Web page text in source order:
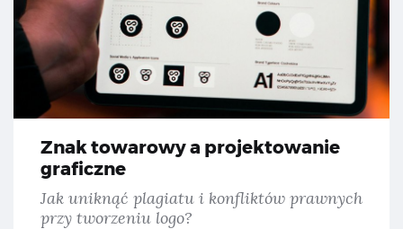
Znak towarowy a projektowanie
graficzne
Jak uniknąć plagiatu i konfliktów prawnych
przy tworzeniu logo?